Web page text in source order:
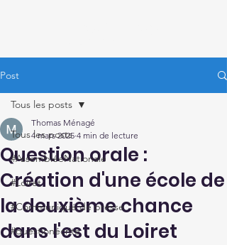
Post
Tous les posts
#AssembléeNationale
#Loiret
#Communiqué de presse
#questionécrite
Tous les posts
Question orale :
Création d'une école de
la deuxième chance
dans l'est du Loiret
Thomas Ménagé
4 mars 2025 4 min de lecture